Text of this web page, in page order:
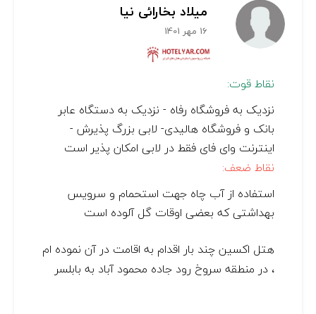
میلاد بخارائی نیا
16 مهر 1401
نقاط قوت:
نزدیک به فروشگاه رفاه - نزدیک به دستگاه عابر
بانک و فروشگاه هالیدی- لابی بزرگ پذیرش -
اینترنت وای فای فقط در لابی امکان پذیر است
نقاط ضعف:
استفاده از آب چاه جهت استحمام و سرویس
بهداشتی که بعضی اوقات گل آلوده است
هتل اکسین چند بار اقدام به اقامت در آن نموده ام
، در منطقه سروخ رود جاده محمود آباد به بابلسر